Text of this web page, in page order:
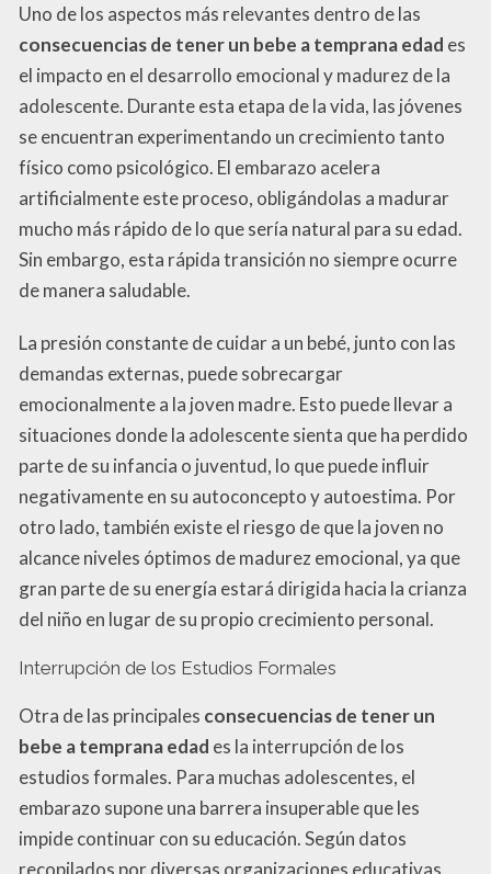
Uno de los aspectos más relevantes dentro de las
consecuencias de tener un bebe a temprana edad es
el impacto en el desarrollo emocional y madurez de la
adolescente. Durante esta etapa de la vida, las jóvenes
se encuentran experimentando un crecimiento tanto
físico como psicológico. El embarazo acelera
artificialmente este proceso, obligándolas a madurar
mucho más rápido de lo que sería natural para su edad.
Sin embargo, esta rápida transición no siempre ocurre
de manera saludable.
La presión constante de cuidar a un bebé, junto con las
demandas externas, puede sobrecargar
emocionalmente a la joven madre. Esto puede llevar a
situaciones donde la adolescente sienta que ha perdido
parte de su infancia o juventud, lo que puede influir
negativamente en su autoconcepto y autoestima. Por
otro lado, también existe el riesgo de que la joven no
alcance niveles óptimos de madurez emocional, ya que
gran parte de su energía estará dirigida hacia la crianza
del niño en lugar de su propio crecimiento personal.
Interrupción de los Estudios Formales
Otra de las principales consecuencias de tener un
bebe a temprana edad es la interrupción de los
estudios formales. Para muchas adolescentes, el
embarazo supone una barrera insuperable que les
impide continuar con su educación. Según datos
recopilados por diversas organizaciones educativas,